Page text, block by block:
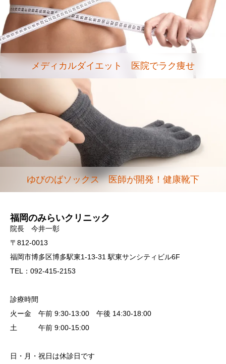
メディカルダイエット 医院でラク痩せ
ゆびのばソックス 医師が開発！健康靴下
福岡のみらいクリニック
院長 今井一彰
〒812-0013
福岡市博多区博多駅東1-13-31 駅東サンシティビル6F
TEL：092-415-2153
診療時間
火ー金 午前 9:30-13:00 午後 14:30-18:00
土 午前 9:00-15:00
日・月・祝日は休診日です